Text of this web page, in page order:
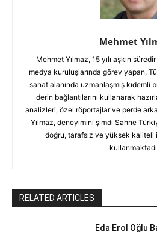
Mehmet
Mehmet Yılmaz, 15 yılı aşkın
medya kuruluşlarında görev yapan,
sanat alanında uzmanlaşmış kıdemli
derin bağlantılarını kullanarak
analizleri, özel röportajlar ve perde
Yılmaz, deneyimini şimdi Sahne
doğru, tarafsız ve yüksek
RELATED ARTICLES
Eda Erol Oğlu